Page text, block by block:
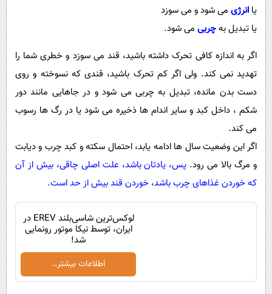
یا انرژی می شود و می سوزد
یا تبدیل بهچربی می شود.
اگر به اندازه کافی تحرک داشته باشید، قند می سوزد و خطری شما را
تهدید نمی کند. ولی اگر کم تحرک باشید، قندی که نسوخته و روی
دست بدن مانده، تبدیل به چربی می شود و در جاهایی مانند دور
شکم ، داخل کبد و سایر اندام ها ذخیره می شود یا در رگ ها رسوب
می کند.
اگر این وضعیت سال ها ادامه یابد، احتمال سکته و کبد چرب و دیابت
و مرگ بالا می رود. پس، یادتان باشد، علت اصلی چاقی، بیش از آن
که خوردن غذاهای چرب باشد، خوردن قند بیش از حد است.
لوکس‌ترین شاسی‌بلند EREV در
ایران، توسط نیکا موتور رونمایی
شد!
اطلاعات بیشتر..